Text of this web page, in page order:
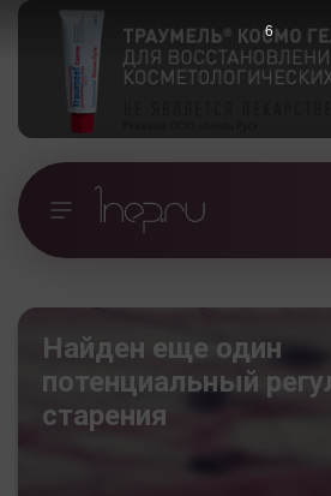
Найден еще один
потенциальный
старения
5